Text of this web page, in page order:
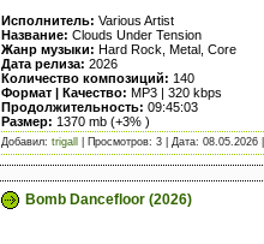
Исполнитель: Various Artist
Название: Clouds Under Tension
Жанр музыки: Hard Rock, Metal, Core
Дата релиза: 2026
Количество композиций: 140
Формат | Качество: MP3 | 320 kbps
Продолжительность: 09:45:03
Размер: 1370 mb (+3% )
Добавил: trigall | Просмотров: 3 | Дата: 08.05.2026
Bomb Dancefloor (2026)